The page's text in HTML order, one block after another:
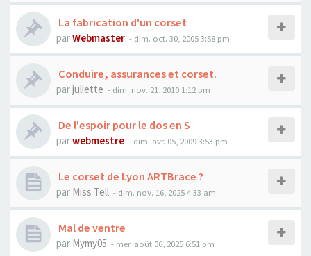
La fabrication d'un corset
parWebmaster - dim. oct. 30, 2005 3:58 pm
Conduire, assurances et corset.
parjuliette - dim. nov. 21, 2010 1:12 pm
De l'espoir pour le dos en S
parwebmestre - dim. avr. 05, 2009 3:53 pm
Le corset de Lyon ARTBrace ?
par Miss Tell - dim. nov. 16, 2025 4:33 am
Mal de ventre
par Mymy05 - mer. août 06, 2025 6:51 pm